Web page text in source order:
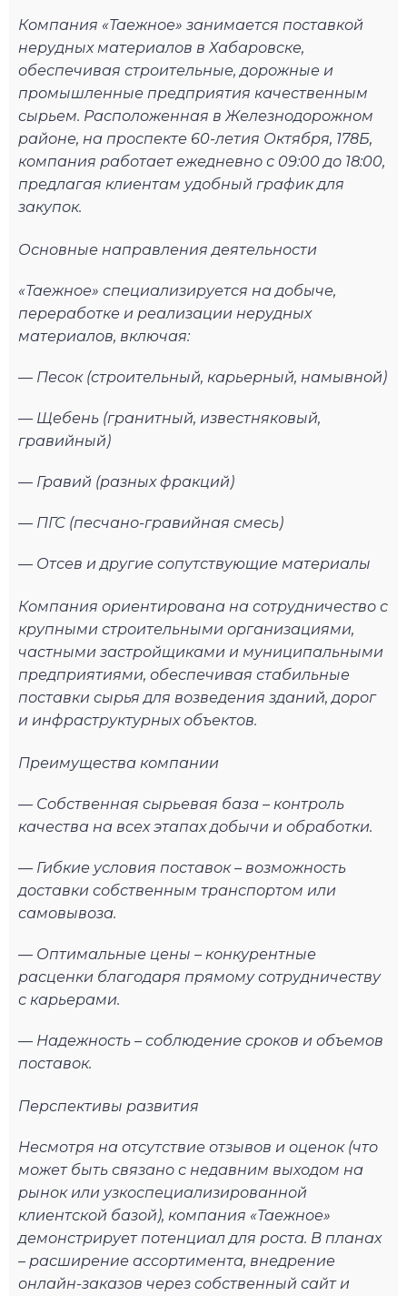
Компания «Таежное» занимается поставкой
нерудных материалов в Хабаровске,
обеспечивая строительные, дорожные и
промышленные предприятия качественным
сырьем. Расположенная в Железнодорожном
районе, на проспекте 60-летия Октября, 178Б,
компания работает ежедневно с 09:00 до 18:00,
предлагая клиентам удобный график для
закупок.
Основные направления деятельности
«Таежное» специализируется на добыче,
переработке и реализации нерудных
материалов, включая:
— Песок (строительный, карьерный, намывной)
— Щебень (гранитный, известняковый,
гравийный)
— Гравий (разных фракций)
— ПГС (песчано-гравийная смесь)
— Отсев и другие сопутствующие материалы
Компания ориентирована на сотрудничество с
крупными строительными организациями,
частными застройщиками и муниципальными
предприятиями, обеспечивая стабильные
поставки сырья для возведения зданий, дорог
и инфраструктурных объектов.
Преимущества компании
— Собственная сырьевая база – контроль
качества на всех этапах добычи и обработки.
— Гибкие условия поставок – возможность
доставки собственным транспортом или
самовывоза.
— Оптимальные цены – конкурентные
расценки благодаря прямому сотрудничеству
с карьерами.
— Надежность – соблюдение сроков и объемов
поставок.
Перспективы развития
Несмотря на отсутствие отзывов и оценок (что
может быть связано с недавним выходом на
рынок или узкоспециализированной
клиентской базой), компания «Таежное»
демонстрирует потенциал для роста. В планах
– расширение ассортимента, внедрение
онлайн-заказов через собственный сайт и